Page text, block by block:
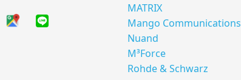
MATRIX
Mango Communications
Nuand
M³Force
Rohde & Schwarz